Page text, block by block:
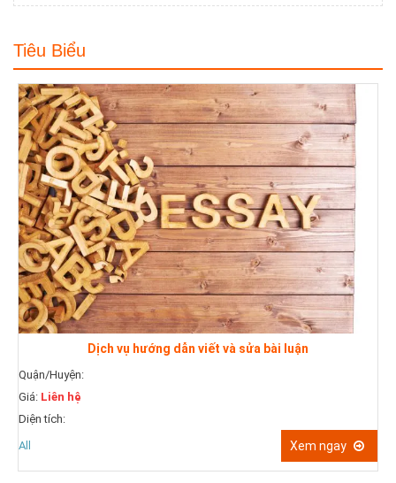
Tiêu Biểu
Xem ngay
Dịch vụ luyện phỏng vấn xin Visa
Quận/Huyện:
Giá:
Liên hệ